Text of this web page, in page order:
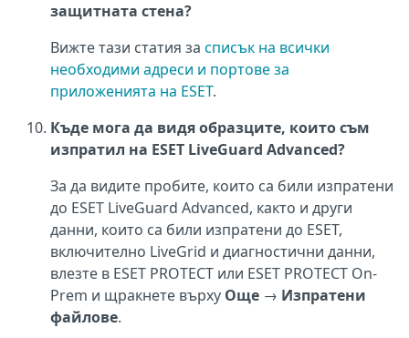
защитната стена?
Вижте тази статия за списък на всички
необходими адреси и портове за
приложенията на ESET.
Къде мога да видя образците, които съм
изпратил на ESET LiveGuard Advanced?
За да видите пробите, които са били изпратени
до ESET LiveGuard Advanced, както и други
данни, които са били изпратени до ESET,
включително LiveGrid и диагностични данни,
влезте в ESET PROTECT или ESET PROTECT On-
Prem и щракнете върху Още → Изпратени
файлове.